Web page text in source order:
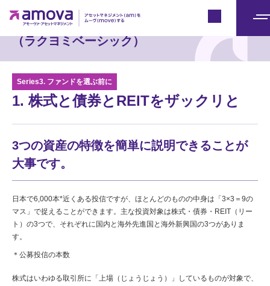
ュ
楽読Basics
（ラクヨミベーシック）
Series3. ファンドを選ぶ前に
1. 株式と債券とREITをザックリと
3つの資産の特徴を簡単に説明できることが
大事です。
日本で6,000本*近くある投信ですが、ほとんどのものの中身は「3×3＝9の
マス」で捉えることができます。主な投資対象は株式・債券・REIT（リー
ト）の3つで、それぞれに国内と海外先進国と海外新興国の3つがありま
す。
＊公募投信の本数
株式はいわゆる取引所に「上場（じょうじょう）」しているものが対象で、